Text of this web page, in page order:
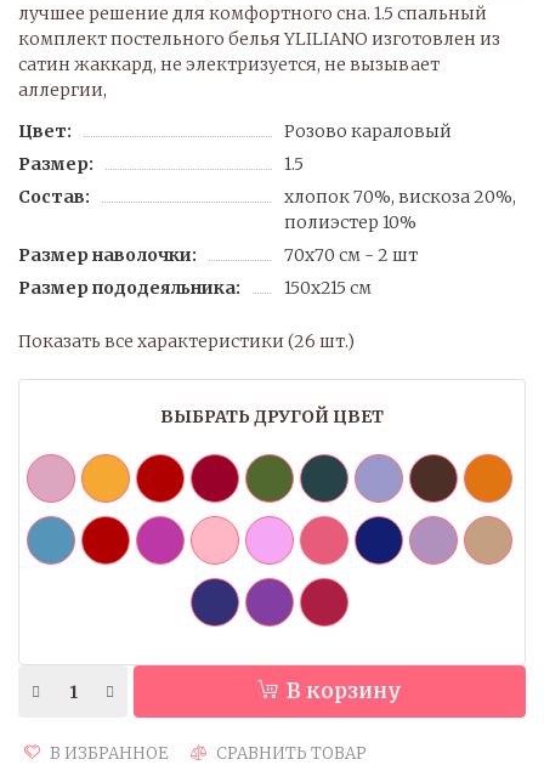
лучшее решение для комфортного сна. 1.5 спальный
комплект постельного белья YLILIANO изготовлен из
сатин жаккард, не электризуется, не вызывает
аллергии,
Цвет:
Розово караловый
Размер:
1.5
Состав:
хлопок 70%, вискоза 20%,
полиэстер 10%
Размер наволочки:
70х70 см - 2 шт
Размер пододеяльника:
150х215 см
Показать все характеристики (26 шт.)
ВЫБРАТЬ ДРУГОЙ ЦВЕТ
В корзину
В ИЗБРАННОЕ СРАВНИТЬ ТОВАР